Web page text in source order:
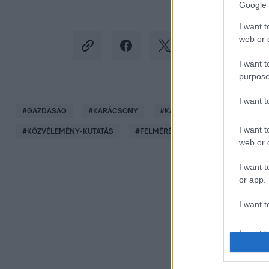
Google
I want
web or
I want
I want
I want
web or
I want
or app.
I want
I want
#GAZDASÁG #KARÁCSONY #KARÁCSONYI KÉSZÜLŐDÉS
#KÖZVÉLEMÉNY-KUTATÁS #FELMÉRÉS KÖLTEKEZÉS